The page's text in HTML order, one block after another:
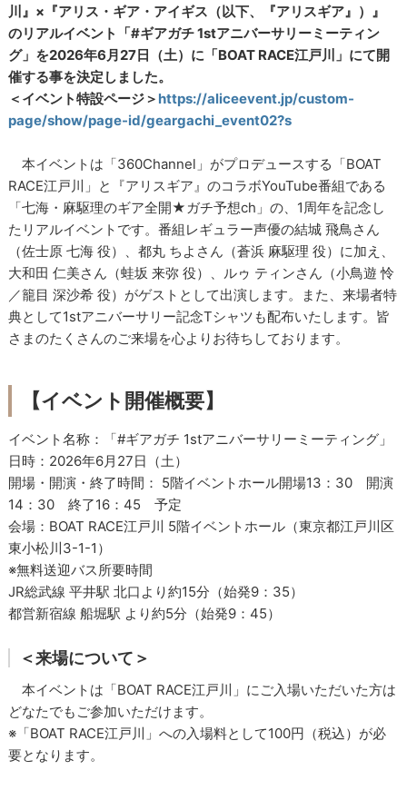
川』×『アリス・ギア・アイギス（以下、『アリスギア』）』
のリアルイベント「#ギアガチ 1stアニバーサリーミーティン
グ」を2026年6月27日（土）に「BOAT RACE江戸川」にて開
催する事を決定しました。
＜イベント特設ページ＞ https://aliceevent.jp/custom-
page/show/page-id/geargachi_event02?s
本イベントは「360Channel」がプロデュースする「BOAT
RACE江戸川」と『アリスギア』のコラボYouTube番組である
「七海・麻駆理のギア全開★ガチ予想ch」の、1周年を記念し
たリアルイベントです。番組レギュラー声優の結城 飛鳥さん
（佐士原 七海 役）、都丸 ちよさん（蒼浜 麻駆理 役）に加え、
大和田 仁美さん（蛙坂 来弥 役）、ルゥ ティンさん（小鳥遊 怜
／籠目 深沙希 役）がゲストとして出演します。また、来場者特
典として1stアニバーサリー記念Tシャツも配布いたします。皆
さまのたくさんのご来場を心よりお待ちしております。
【イベント開催概要】
イベント名称：「#ギアガチ 1stアニバーサリーミーティング」
日時：2026年6月27日（土）
開場・開演・終了時間： 5階イベントホール開場13：30 開演
14：30 終了16：45 予定
会場：BOAT RACE江戸川 5階イベントホール（東京都江戸川区
東小松川3-1-1）
※無料送迎バス所要時間
JR総武線 平井駅 北口より約15分（始発9：35）
都営新宿線 船堀駅 より約5分（始発9：45）
＜来場について＞
本イベントは「BOAT RACE江戸川」にご入場いただいた方は
どなたでもご参加いただけます。
※「BOAT RACE江戸川」への入場料として100円（税込）が必
要となります。